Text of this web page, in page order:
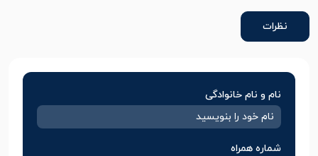
نظرات
نام و نام خانوادگی
شماره همراه